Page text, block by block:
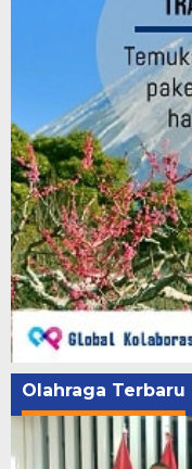
Olahraga Terbaru